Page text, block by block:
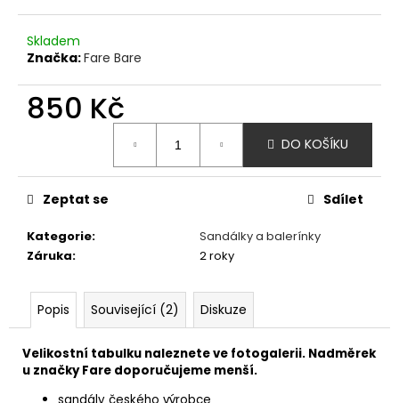
Skladem
Značka:Fare Bare
850 Kč
DO KOŠÍKU
Kategorie:
Sandálky a balerínky
Záruka: 2 roky
Zeptat se Sdílet
Popis Související (2) Diskuze
Velikostní tabulku naleznete ve fotogalerii. Nadměrek
u značky Fare doporučujeme menší.
sandály českého výrobce
u
č
u
e
m
AFFENZAHN
BAREFOOT
TENISKY
SNEAKER
COTTON
HAPPY
TOUCAN
FIALOVÁ
690
Kč